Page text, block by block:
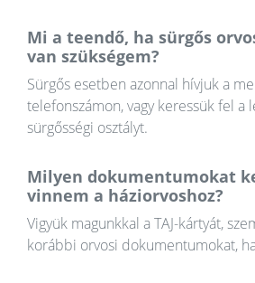
Mi a teendő, ha sürgős
van szükségem?
Sürgős esetben azonnal hívjuk a
telefonszámon, vagy keressük fel a
sürgősségi osztályt.
Milyen dokumentumokat
vinnem a háziorvoshoz?
Vigyük magunkkal a TAJ-kártyát,
korábbi orvosi dokumentumokat,